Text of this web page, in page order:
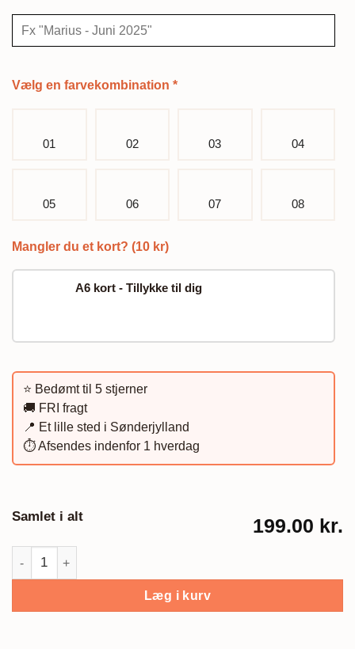
Vælg en farvekombination *
01 02 03 04
05 06 07 08
Mangler du et kort? (10 kr)
A6 kort - Tillykke til dig
⭐️ Bedømt til 5 stjerner
🚚 FRI fragt
📍 Et lille sted i Sønderjylland
⏱️ Afsendes indenfor 1 hverdag
Samlet i alt 199.00 kr.
Jobplakat, Arkitekt antal
Læg i kurv